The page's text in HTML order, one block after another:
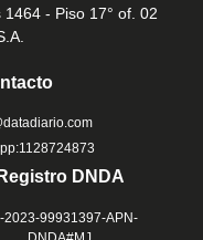
1464 - Piso 17° of. 02
Registro DNDA
2023-99931397-APN-